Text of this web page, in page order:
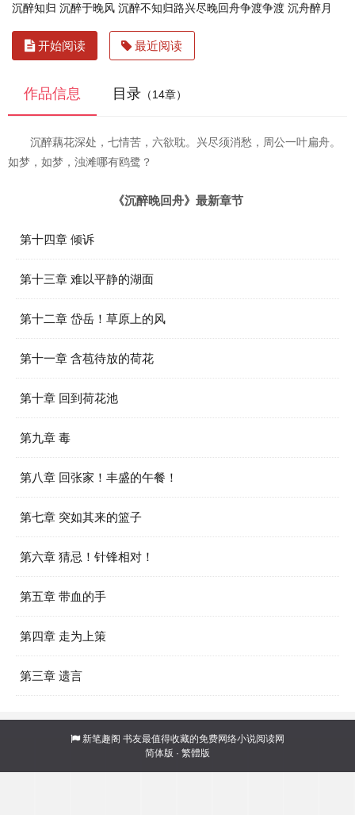
沉醉知归 沉醉于晚风 沉醉不知归路兴尽晚回舟争渡争渡 沉舟醉月
开始阅读 最近阅读
作品信息 目录 （14章）
沉醉藕花深处，七情苦，六欲耽。兴尽须消愁，周公一叶扁舟。
如梦，如梦，浊滩哪有鸥鹭？
《沉醉晚回舟》最新章节
第十四章 倾诉
第十三章 难以平静的湖面
第十二章 岱岳！草原上的风
第十一章 含苞待放的荷花
第十章 回到荷花池
第九章 毒
第八章 回张家！丰盛的午餐！
第七章 突如其来的篮子
第六章 猜忌！针锋相对！
第五章 带血的手
第四章 走为上策
第三章 遗言
新笔趣阁 书友最值得收藏的免费网络小说阅读网
简体版 · 繁體版